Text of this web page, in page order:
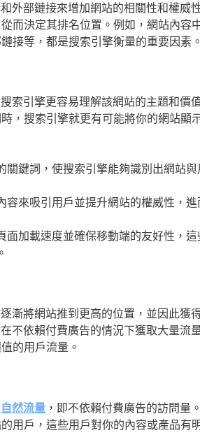
外部鏈接來增加網站的相關性和權威
而決定其排名位置。例如，網站內容
接等，都是搜索引擎衡量的重要因素。
索引擎更容易理解該網站的主題和價
，搜索引擎就更有可能將你的網站顯
關鍵詞，使搜索引擎能夠識別出網站
容來吸引用戶並提升網站的權威性，
面加載速度並確保移動端的友好性，
漸將網站推到更高的位置，並因此獲
不依賴付費廣告的情況下獲取大量流
的用戶流量。
自然流量 ，即不依賴付費廣告的訪問量
用戶，這些用戶對你的內容或產品有